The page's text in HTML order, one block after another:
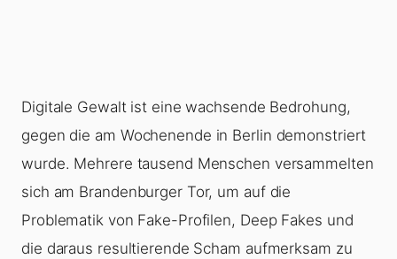
Digitale Gewalt ist eine wachsende Bedrohung,
gegen die am Wochenende in Berlin demonstriert
wurde. Mehrere tausend Menschen versammelten
sich am Brandenburger Tor, um auf die
Problematik von Fake-Profilen, Deep Fakes und
die daraus resultierende Scham aufmerksam zu